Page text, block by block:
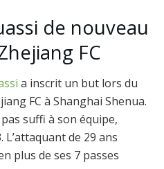
de nouveau
FC
a inscrit un but lors du
FC à Shanghai Shenua.
suffi à son équipe,
L’attaquant de 29 ans
plus de ses 7 passes